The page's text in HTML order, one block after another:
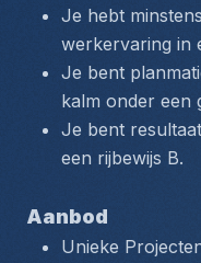
Je hebt
werkervaring in
Je bent
kalm onder een
Je bent
een rijbewijs B.
Aanbod
Unieke